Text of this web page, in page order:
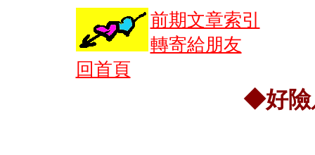
前期文章索引
轉寄給朋友
回首頁
◆好險